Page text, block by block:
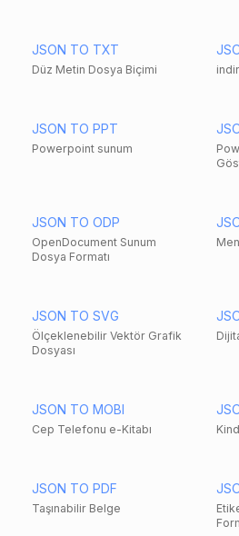
JSON TO TXT
Düz Metin Dosya Biçimi
JSON TO PPT
Powerpoint sunum
JSON TO ODP
OpenDocument Sunum
Dosya Formatı
JSON TO SVG
Ölçeklenebilir Vektör Grafik
Dosyası
JSON TO MOBI
Cep Telefonu e-Kitabı
JSON TO PDF
Taşınabilir Belge